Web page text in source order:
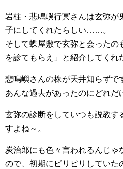
岩柱・悲鳴嶼行冥さんは玄弥が
子にしてくれたらしい……。
そして蝶屋敷で玄弥と会ったの
を診てもらえ」と紹介してくれ
悲鳴嶼さんの株が天井知らずで
あんな過去があったのにどれ
玄弥の診断をしていつも説教す
すよね～。
炭治郎にも色々言われるんじゃ
ので、初期にピリピリしていた